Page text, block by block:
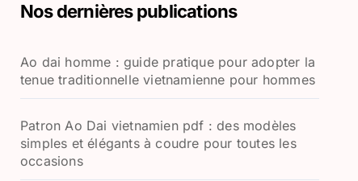
r
e
r
Nos dernières publications
Ao dai homme : guide pratique pour adopter la
tenue traditionnelle vietnamienne pour hommes
Patron Ao Dai vietnamien pdf : des modèles
simples et élégants à coudre pour toutes les
occasions